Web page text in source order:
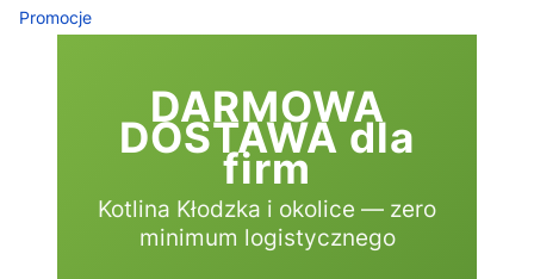
Promocje
DARMOWA
DOSTAWA dla
firm
Kotlina Kłodzka i okolice — zero
minimum logistycznego